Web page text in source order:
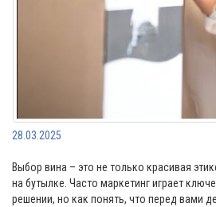
28.03.2025
Выбор вина – это не только красивая
на бутылке. Часто маркетинг играет
решении, но как понять, что перед вами